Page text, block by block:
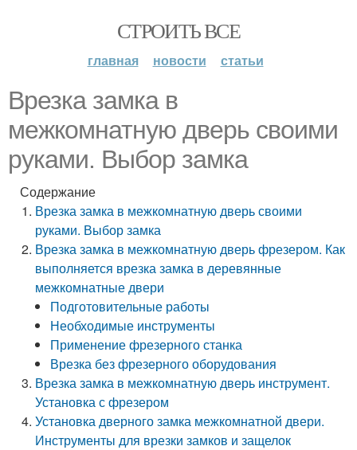
СТРОИТЬ ВСЕ
главная новости статьи
Врезка замка в
межкомнатную дверь своими
руками. Выбор замка
Содержание
Врезка замка в межкомнатную дверь своими
руками. Выбор замка
Врезка замка в межкомнатную дверь фрезером. Как
выполняется врезка замка в деревянные
межкомнатные двери
Подготовительные работы
Необходимые инструменты
Применение фрезерного станка
Врезка без фрезерного оборудования
Врезка замка в межкомнатную дверь инструмент.
Установка с фрезером
Установка дверного замка межкомнатной двери.
Инструменты для врезки замков и защелок